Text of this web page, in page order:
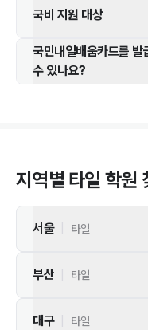
국비 지원 대상
국민내일배움카드를 발
수 있나요?
지역별 타일 학원
서울 타일
부산 타일
대구 타일